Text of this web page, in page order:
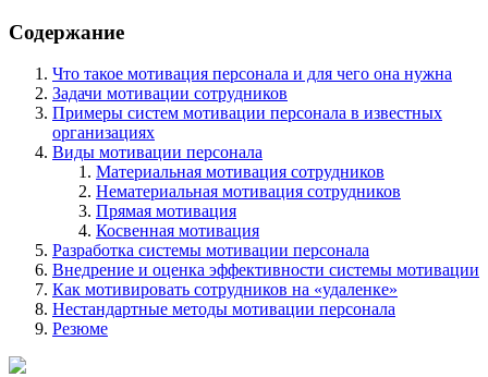
Содержание
Что такое мотивация персонала и для чего она нужна
Задачи мотивации сотрудников
Примеры систем мотивации персонала в известных
организациях
Виды мотивации персонала
Материальная мотивация сотрудников
Нематериальная мотивация сотрудников
Прямая мотивация
Косвенная мотивация
Разработка системы мотивации персонала
Внедрение и оценка эффективности системы мотивации
Как мотивировать сотрудников на «удаленке»
Нестандартные методы мотивации персонала
Резюме